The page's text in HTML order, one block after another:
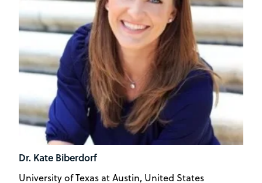
Dr. Kate Biberdorf
University of Texas at Austin, United States